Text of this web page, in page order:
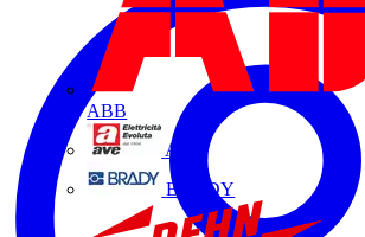
ABB
AVE
BRADY